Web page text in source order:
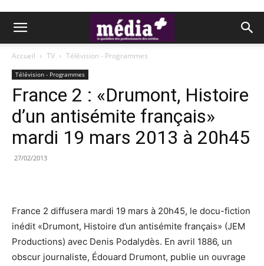
Accueil TV Télévision - Programmes
Télévision - Programmes
France 2 : «Drumont, Histoire
d’un antisémite français»
mardi 19 mars 2013 à 20h45
27/02/2013
France 2 diffusera mardi 19 mars à 20h45, le docu-fiction
inédit «Drumont, Histoire d’un antisémite français» (JEM
Productions) avec Denis Podalydès. En avril 1886, un
obscur journaliste, Édouard Drumont, publie un ouvrage